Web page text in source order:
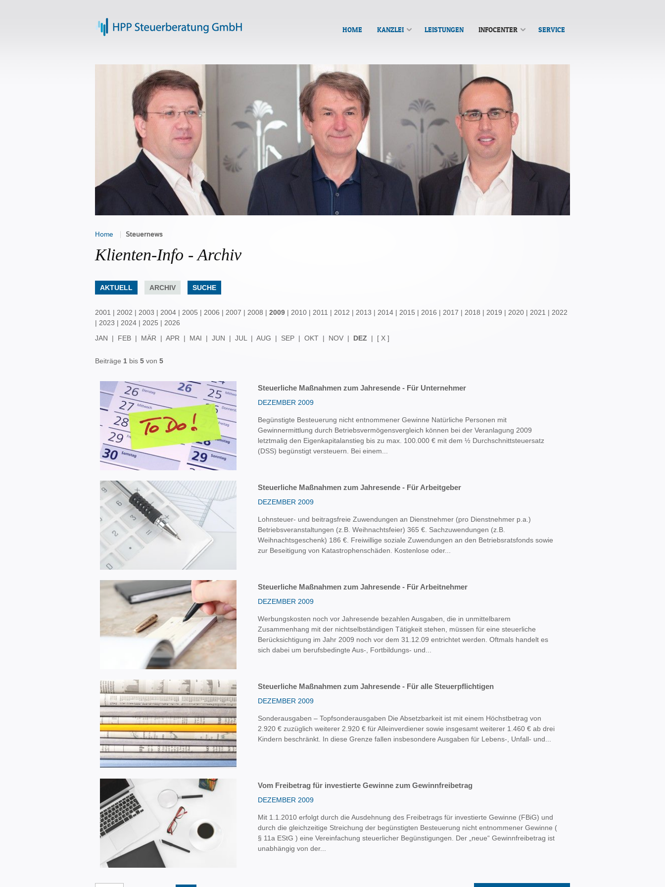
HOME KANZLEI LEISTUNGEN INFOCENTER SERVICE
Home Steuernews
Klienten-Info - Archiv
AKTUELL ARCHIV SUCHE
2001 | 2002 | 2003 | 2004 | 2005 | 2006 | 2007 | 2008 | 2009 | 2010 | 2011 | 2012 | 2013 | 2014 | 2015 | 2016 | 2017 | 2018 | 2019 | 2020 | 2021 | 2022
| 2023 | 2024 | 2025 | 2026
JAN | FEB | MÄR | APR | MAI | JUN | JUL | AUG | SEP | OKT | NOV | DEZ | [ X ]
Beiträge 1 bis 5 von 5
Steuerliche Maßnahmen zum Jahresende - Für Unternehmer
DEZEMBER 2009
Begünstigte Besteuerung nicht entnommener Gewinne Natürliche Personen mit
Gewinnermittlung durch Betriebsvermögensvergleich können bei der Veranlagung 2009
letztmalig den Eigenkapitalanstieg bis zu max. 100.000 € mit dem ½ Durchschnittsteuersatz
(DSS) begünstigt versteuern. Bei einem...
Steuerliche Maßnahmen zum Jahresende - Für Arbeitgeber
DEZEMBER 2009
Lohnsteuer- und beitragsfreie Zuwendungen an Dienstnehmer (pro Dienstnehmer p.a.)
Betriebsveranstaltungen (z.B. Weihnachtsfeier) 365 €. Sachzuwendungen (z.B.
Weihnachtsgeschenk) 186 €. Freiwillige soziale Zuwendungen an den Betriebsratsfonds sowie
zur Beseitigung von Katastrophenschäden. Kostenlose oder...
Steuerliche Maßnahmen zum Jahresende - Für Arbeitnehmer
DEZEMBER 2009
Werbungskosten noch vor Jahresende bezahlen Ausgaben, die in unmittelbarem
Zusammenhang mit der nichtselbständigen Tätigkeit stehen, müssen für eine steuerliche
Berücksichtigung im Jahr 2009 noch vor dem 31.12.09 entrichtet werden. Oftmals handelt es
sich dabei um berufsbedingte Aus-, Fortbildungs- und...
Steuerliche Maßnahmen zum Jahresende - Für alle Steuerpflichtigen
DEZEMBER 2009
Sonderausgaben – Topfsonderausgaben Die Absetzbarkeit ist mit einem Höchstbetrag von
2.920 € zuzüglich weiterer 2.920 € für Alleinverdiener sowie insgesamt weiterer 1.460 € ab drei
Kindern beschränkt. In diese Grenze fallen insbesondere Ausgaben für Lebens-, Unfall- und...
Vom Freibetrag für investierte Gewinne zum Gewinnfreibetrag
DEZEMBER 2009
Mit 1.1.2010 erfolgt durch die Ausdehnung des Freibetrags für investierte Gewinne (FBiG) und
durch die gleichzeitige Streichung der begünstigten Besteuerung nicht entnommener Gewinne (
§ 11a EStG ) eine Vereinfachung steuerlicher Begünstigungen. Der „neue“ Gewinnfreibetrag ist
unabhängig von der...